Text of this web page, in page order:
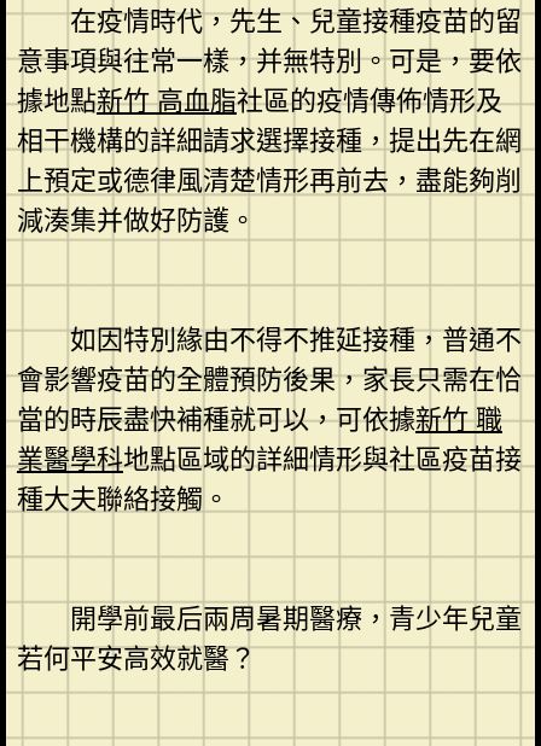
在疫情時代，先生、兒童接種疫苗的留
意事項與往常一樣，并無特別。可是，要依
據地點新竹 高血脂社區的疫情傳佈情形及
相干機構的詳細請求選擇接種，提出先在網
上預定或德律風清楚情形再前去，盡能夠削
減湊集并做好防護。
如因特別緣由不得不推延接種，普通不
會影響疫苗的全體預防後果，家長只需在恰
當的時辰盡快補種就可以，可依據新竹 職
業醫學科地點區域的詳細情形與社區疫苗接
種大夫聯絡接觸。
開學前最后兩周暑期醫療，青少年兒童
若何平安高效就醫？